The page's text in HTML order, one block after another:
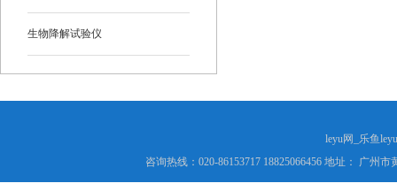
生物降解试验仪
leyu网_乐鱼
咨询热线：020-86153717 18825066456 地址： 广州